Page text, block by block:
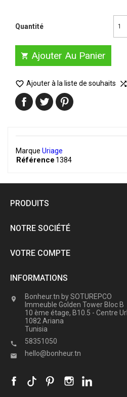
Quantité
 Ajouter Au Panier
 Ajouter à la liste de souhaits 
Marque Uriage
Référence 1384
PRODUITS
NOTRE SOCIÉTÉ
VOTRE COMPTE
INFORMATIONS

Bonheur.tn by SOTUREPCO
Immeuble Golden Tower Bloc B
10 ème étage, B10.5 - Centre
1082 Ariana
Tunisia
 58351050
 hello@bonheur.tn